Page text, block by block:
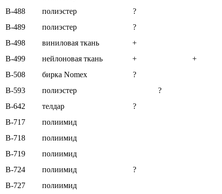
B-488
полиэстер
?
B-489
полиэстер
?
B-498
виниловая ткань
+
B-499
нейлоновая ткань +
+
B-508
бирка Nomex
?
B-593
полиэстер
?
B-642
телдар
?
B-717
полиимид
B-718
полиимид
B-719
полиимид
B-724
полиимид
?
B-727
полиимид